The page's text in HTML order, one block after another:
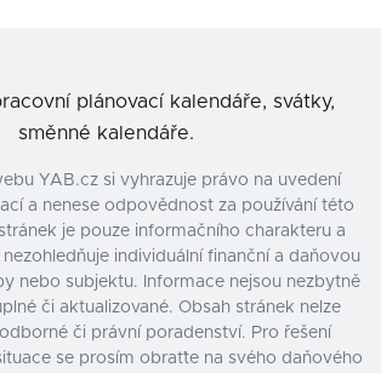
plánovací kalendáře, svátky,
směnné kalendáře.
YAB.cz si vyhrazuje právo na uvedení
a nenese odpovědnost za používání této
je pouze informačního charakteru a
individuální finanční a daňovou
nebo subjektu. Informace nejsou nezbytně
či aktualizované. Obsah stránek nelze
či právní poradenství. Pro řešení
se prosím obraťte na svého daňového